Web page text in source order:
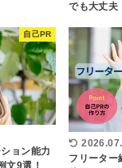
でも大丈夫
自己PR
ョン能力
文9選！
フリーター